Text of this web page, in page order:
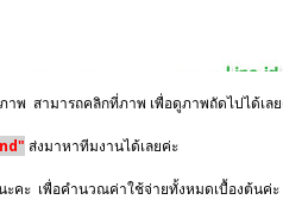
าพ สามารถคลิกที่ภาพ เพื่อดูภาพถัดไปได้เล
ส่งมาหาทีมงานได้เลยค่ะ
ะคะ เพื่อคำนวณค่าใช้จ่ายทั้งหมดเบื้องต้นค่ะ